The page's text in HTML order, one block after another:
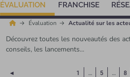
ÉVALUATION FRANCHISE
Évaluation Actualité sur les
Découvrez toutes les nouveautés des
conseils, les lancements...
◄ 1 … 5 … 8